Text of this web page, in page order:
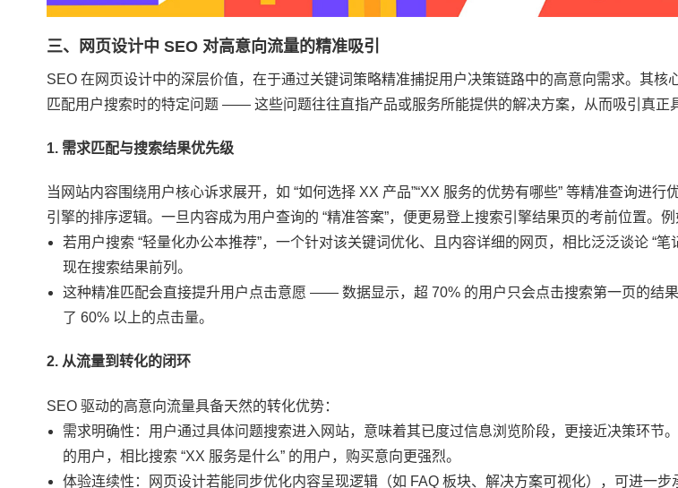
三、网页设计中 SEO 对高意向流量的精准吸引
SEO 在网页设计中的深层价值，在于通过关键词策略精准捕捉用户决策链路中的高意向需求。其核
匹配用户搜索时的特定问题 —— 这些问题往往直指产品或服务所能提供的解决方案，从而吸引真正
1. 需求匹配与搜索结果优先级
当网站内容围绕用户核心诉求展开，如 “如何选择 XX 产品”“XX 服务的优势有哪些” 等精准查询进行
引擎的排序逻辑。一旦内容成为用户查询的 “精准答案”，便更易登上搜索引擎结果页的考前位置。例
若用户搜索 “轻量化办公本推荐”，一个针对该关键词优化、且内容详细的网页，相比泛泛谈论 “笔
现在搜索结果前列。
这种精准匹配会直接提升用户点击意愿 —— 数据显示，超 70% 的用户只会点击搜索第一页的结
了 60% 以上的点击量。
2. 从流量到转化的闭环
SEO 驱动的高意向流量具备天然的转化优势：
需求明确性：用户通过具体问题搜索进入网站，意味着其已度过信息浏览阶段，更接近决策环节
的用户，相比搜索 “XX 服务是什么” 的用户，购买意向更强烈。
体验连续性：网页设计若能同步优化内容呈现逻辑（如 FAQ 板块、解决方案可视化），可进一步